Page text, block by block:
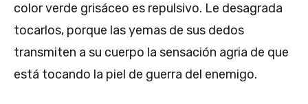
color verde grisáceo es repulsivo. Le desagrada
tocarlos, porque las yemas de sus dedos
transmiten a su cuerpo la sensación agria de que
está tocando la piel de guerra del enemigo.